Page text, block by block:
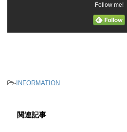
Follow me!
- INFORMATION
関連記事